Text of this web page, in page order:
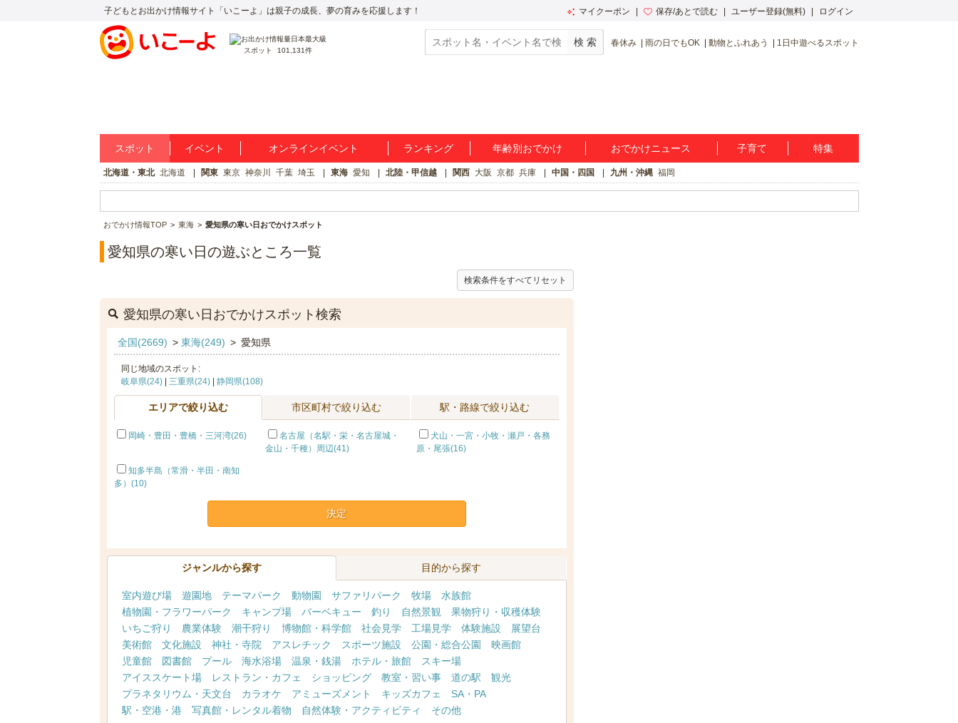
子どもとお出かけ情報サイト「いこーよ」は親子の成長、夢の育みを応援します！ マイクーポン 保存/あとで読む ユーザー登録(無料) ログイン
スポット 101,131件
春休み 雨の日でもOK 動物とふれあう 1日中遊べるスポット
スポット イベント オンラインイベント ランキング 年齢別おでかけ おでかけニュース 子育て 特集
北海道・東北 北海道 関東 東京 神奈川 千葉 埼玉 東海 愛知 北陸・甲信越 関西 大阪 京都 兵庫 中国・四国 九州・沖縄 福岡
おでかけ情報TOP 東海 愛知県の寒い日おでかけスポット
愛知県の寒い日の遊ぶところ一覧
検索条件をすべてリセット
愛知県の寒い日おでかけスポット検索
全国(2669) > 東海(249) > 愛知県
同じ地域のスポット:
岐阜県(24)| 三重県(24)| 静岡県(108)
エリアで絞り込む 市区町村で絞り込む 駅・路線で絞り込む
岡崎・豊田・豊橋・三河湾(26)
名古屋（名駅・栄・名古屋城・
金山・千種）周辺(41)
犬山・一宮・小牧・瀬戸・各務
原・尾張(16)
知多半島（常滑・半田・南知
多）(10)
決定
ジャンルから探す 目的から探す
室内遊び場 遊園地 テーマパーク 動物園 サファリパーク 牧場
水族館
植物園・フラワーパーク
キャンプ場 バーベキュー 釣り 自然景観
果物狩り・収穫体験
いちご狩り
農業体験 潮干狩り 博物館・科学館 社会見学 工場見学 体験施設
展望台
美術館
文化施設 神社・寺院 アスレチック スポーツ施設 公園・総合公園
映画館
児童館
図書館 プール 海水浴場 温泉・銭湯 ホテル・旅館
スキー場
アイススケート場
レストラン・カフェ ショッピング 教室・習い事 道の駅
観光
プラネタリウム・天文台
カラオケ アミューズメント キッズカフェ
SA・PA
駅・空港・港
写真館・レンタル着物 自然体験・アクティビティ その他